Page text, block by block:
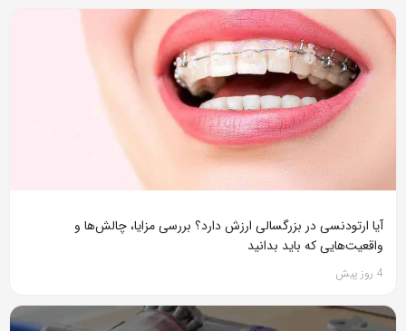
آیا ارتودنسی در بزرگسالی ارزش دارد؟ بررسی مزایا، چالش‌ها و
واقعیت‌هایی که باید بدانید
4 روز پیش